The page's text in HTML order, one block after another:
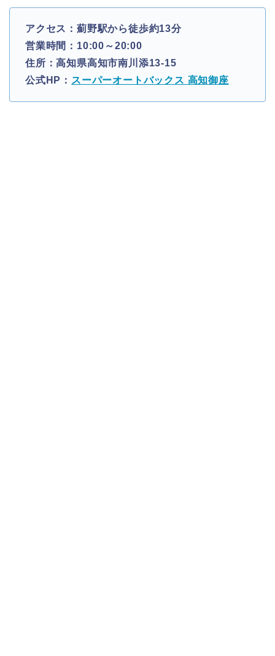
アクセス：薊野駅から徒歩約13分
営業時間：10:00～20:00
住所：高知県高知市南川添13-15
公式HP： スーパーオートバックス 高知御座